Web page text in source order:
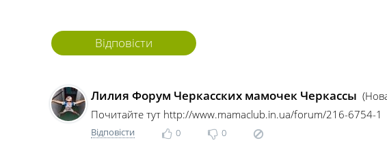
Відповісти
Лилия Форум Черкасских мамочек Черкассы
Почитайте тут http://www.mamaclub.in.ua/forum/216-6754-1
Відповісти 0 0